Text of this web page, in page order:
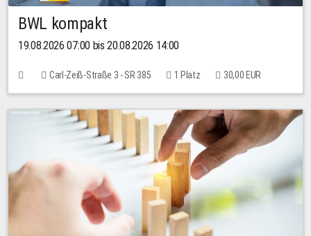
BWL kompakt
19.08.2026 07:00 bis 20.08.2026 14:00
Carl-Zeiß-Straße 3 - SR 385 1 Platz 30,00 EUR